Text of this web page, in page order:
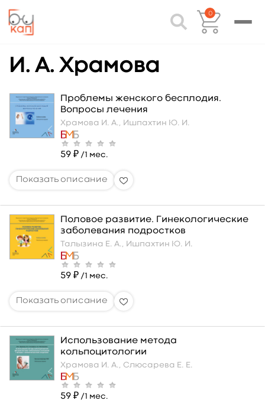
0
И. А. Храмова
Проблемы женского бесплодия.
Вопросы лечения
Храмова И. А., Ишпахтин Ю. И.
59 ₽ /1 мес.
Половое развитие. Гинекологические
заболевания подростков
Талызина Е. А., Ишпахтин Ю. И.
59 ₽ /1 мес.
Использование метода
кольпоцитологии
Храмова И. А., Слюсарева Е. Е.
59 ₽ /1 мес.